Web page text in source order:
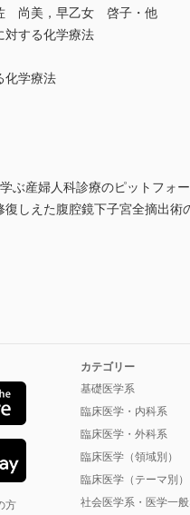
尚美，早乙女 啓子・他
対する化学療法
化学療法
ぶ産婦人科診療のピットフォ
復しえた腹腔鏡下子宮全摘出術
方
カテゴリー
基礎医学系
臨床医学・内科系
臨床医学・外科系
臨床医学（領域別）
臨床医学（テーマ別）
社会医学系・医学一